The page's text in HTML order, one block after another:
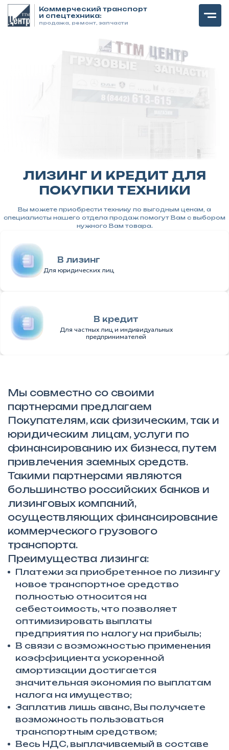
Коммерческий транспорт
и спецтехника:
продажа, ремонт, запчасти
ЛИЗИНГ И КРЕДИТ ДЛЯ
ПОКУПКИ ТЕХНИКИ
Вы можете приобрести технику по выгодным ценам, а
специалисты нашего отдела продаж помогут Вам с выбором
нужного Вам товара.
В лизинг
Для юридических лиц
В кредит
Для частных лиц и индивидуальных
предпринимателей
Мы совместно со своими
партнерами предлагаем
Покупателям, как физическим, так и
юридическим лицам, услуги по
финансированию их бизнеса, путем
привлечения заемных средств.
Такими партнерами являются
большинство российских банков и
лизинговых компаний,
осуществляющих финансирование
коммерческого грузового
транспорта.
Преимущества лизинга:
Платежи за приобретенное по лизингу
новое транспортное средство
полностью относится на
себестоимость, что позволяет
оптимизировать выплаты
предприятия по налогу на прибыль;
В связи с возможностью применения
коэффициента ускоренной
амортизации достигается
значительная экономия по выплатам
налога на имущество;
Заплатив лишь аванс, Вы получаете
возможность пользоваться
транспортным средством;
Весь НДС, выплачиваемый в составе